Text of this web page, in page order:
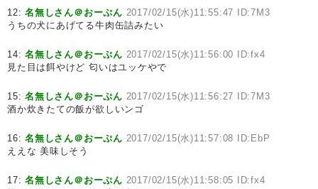
12:名無しさん＠おーぷん 2017/02/15(水)11:55:47 ID:7M3
うちの犬にあげてる牛肉缶詰みたい
14:名無しさん＠おーぷん 2017/02/15(水)11:56:00 ID:fx4
見た目は餌やけど 匂いはユッケやで
15:名無しさん＠おーぷん 2017/02/15(水)11:56:27 ID:7M3
酒か炊きたての飯が欲しいンゴ
16:名無しさん＠おーぷん 2017/02/15(水)11:57:08 ID:EbP
ええな 美味しそう
17:名無しさん＠おーぷん 2017/02/15(水)11:58:05 ID:fx4